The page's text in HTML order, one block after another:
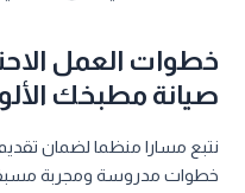
خطوات العمل
صيانة مطبخك
نتبع مسارا منظما لضمان
خطوات مدروسة ومجربة